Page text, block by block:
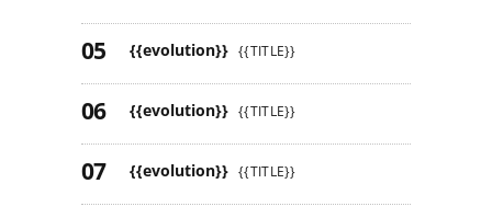
{{evolution}} {{TITLE}}
{{evolution}} {{TITLE}}
{{evolution}} {{TITLE}}